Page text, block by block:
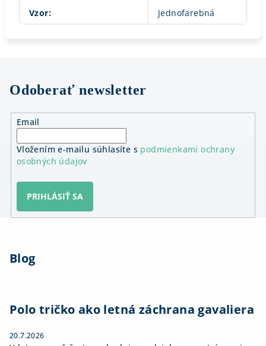
Vzor: Jednofarebná
Odoberať newsletter
Email
Vložením e-mailu súhlasíte s podmienkami ochrany
osobných údajov
PRIHLÁSIŤ SA
Blog
Polo tričko ako letná záchrana gavaliera
20.7.2026